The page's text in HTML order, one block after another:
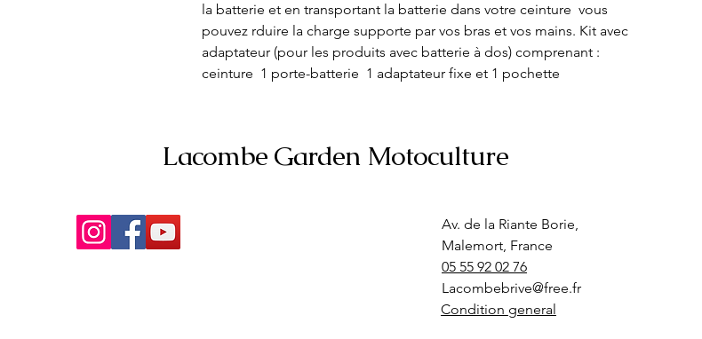
la batterie et en transportant la batterie dans votre ceinture  vous
pouvez rduire la charge supporte par vos bras et vos mains. Kit avec
adaptateur (pour les produits avec batterie à dos) comprenant :
ceinture  1 porte-batterie  1 adaptateur fixe et 1 pochette
Lacombe Garden Motoculture
Av. de la Riante Borie,
Malemort, France
05 55 92 02 76
Lacombebrive@free.fr
Condition general